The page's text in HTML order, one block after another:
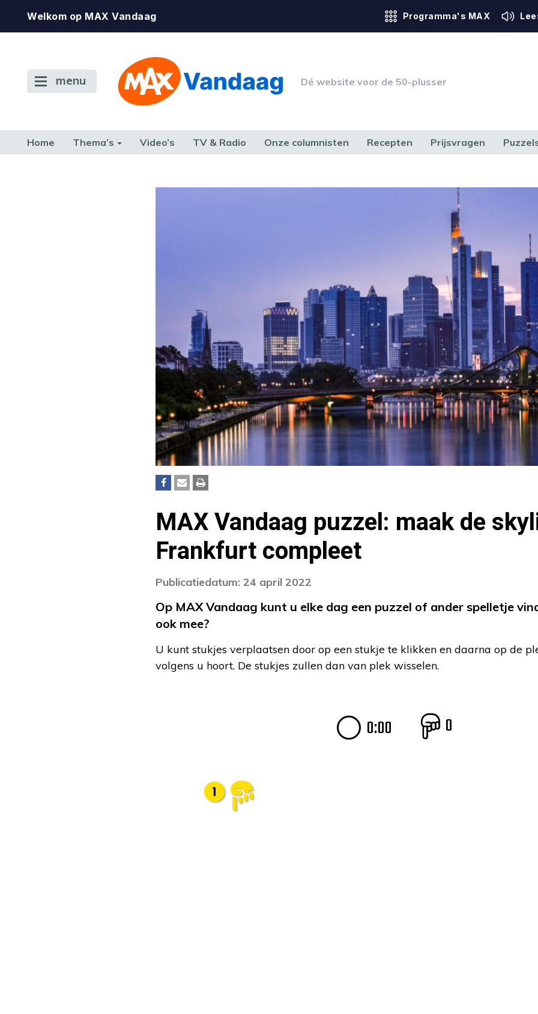
Welkom op MAX Vandaag Programma's MAX
menu Dé website voor de 50-plusser
Home Thema’s Video’s TV & Radio Onze columnisten Recepten Prijsvragen
MAX Vandaag puzzel: maak de
Frankfurt compleet
Publicatiedatum: 24 april 2022
Op MAX Vandaag kunt u elke dag een puzzel of ander spelletje
ook mee?
U kunt stukjes verplaatsen door op een stukje te klikken en daarna op de
volgens u hoort. De stukjes zullen dan van plek wisselen.